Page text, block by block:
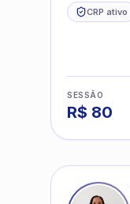
CRP ativo
SESSÃO
R$ 80